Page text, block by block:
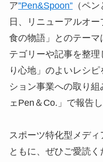
ア”Pen&Spoon”（ペン
日、リニューアルオ
食の物語」とのテー
テゴリーや記事を整
り心地」のよいレシ
ション事業への取り
ェPen＆Co.」で報告し
スポーツ特化型メディ
ともに、ぜひご愛読く